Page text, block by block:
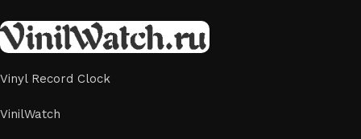
аксессуар идеально подойдет для гостиной, спальни,
офиса или даже для оформления кафе, студии или
творческого пространства.
Картины на стекле и дереве
Vinyl Record Clock
VinilWatch